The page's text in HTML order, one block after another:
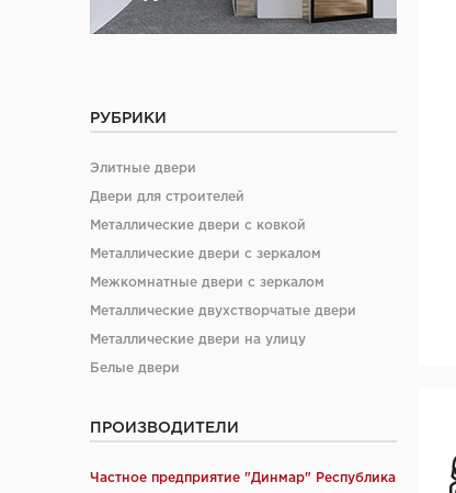
РУБРИКИ
Элитные двери
Двери для строителей
Металлические двери с ковкой
Металлические двери с зеркалом
Межкомнатные двери с зеркалом
Металлические двухстворчатые двери
Металлические двери на улицу
Белые двери
ПРОИЗВОДИТЕЛИ
Частное предприятие "Динмар" Республика